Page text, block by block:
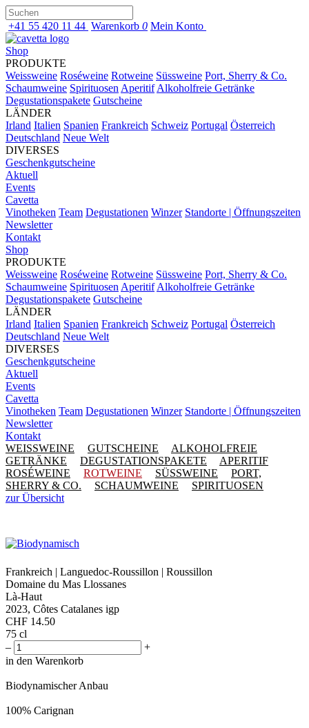
+41 55 420 11 44 Warenkorb 0 Mein Konto
Shop
PRODUKTE
Weissweine Roséweine Rotweine Süssweine Port, Sherry & Co.
Schaumweine Spirituosen Aperitif Alkoholfreie Getränke
Degustationspakete Gutscheine
LÄNDER
Irland Italien Spanien Frankreich Schweiz Portugal Österreich
Deutschland Neue Welt
DIVERSES
Geschenkgutscheine
Aktuell
Events
Cavetta
Vinotheken Team Degustationen Winzer Standorte | Öffnungszeiten
Newsletter
Kontakt
Shop
PRODUKTE
Weissweine Roséweine Rotweine Süssweine Port, Sherry & Co.
Schaumweine Spirituosen Aperitif Alkoholfreie Getränke
Degustationspakete Gutscheine
LÄNDER
Irland Italien Spanien Frankreich Schweiz Portugal Österreich
Deutschland Neue Welt
DIVERSES
Geschenkgutscheine
Aktuell
Events
Cavetta
Vinotheken Team Degustationen Winzer Standorte | Öffnungszeiten
Newsletter
Kontakt
WEISSWEINE
GUTSCHEINE
ALKOHOLFREIE
GETRÄNKE
DEGUSTATIONSPAKETE
APERITIF
ROSÉWEINE
ROTWEINE SÜSSWEINE
PORT,
SHERRY & CO.
SCHAUMWEINE
SPIRITUOSEN
zur Übersicht
Frankreich | Languedoc-Roussillon | Roussillon
Domaine du Mas Llossanes
Là-Haut
2023, Côtes Catalanes igp
CHF 14.50
75 cl
–
+
in den Warenkorb
Biodynamischer Anbau
100% Carignan